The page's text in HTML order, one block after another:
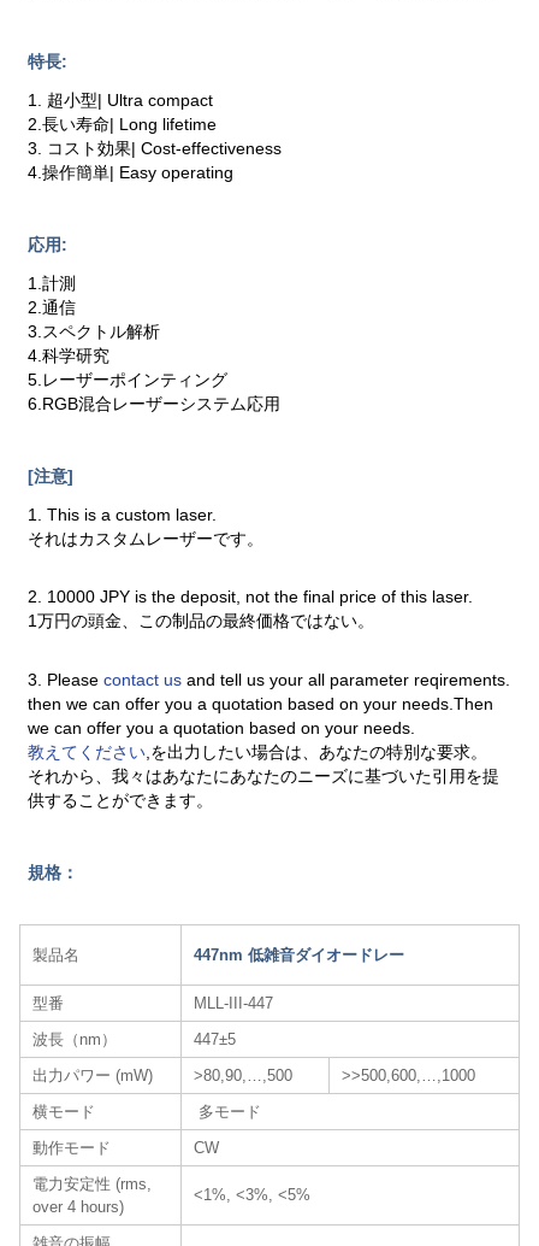
特長:
1. 超小型| Ultra compact
2.長い寿命| Long lifetime
3. コスト効果| Cost-effectiveness
4.操作簡単| Easy operating
応用:
1.計測
2.通信
3.スペクトル解析
4.科学研究
5.レーザーポインティング
6.RGB混合レーザーシステム応用
[注意]
1. This is a custom laser.
それはカスタムレーザーです。
2. 10000 JPY is the deposit, not the final price of this laser.
1万円の頭金、この制品の最終価格ではない。
3. Pleasecontact usand tell us your all parameter reqirements.
then we can offer you a quotation based on your needs.Then
we can offer you a quotation based on your needs.
教えてください ,を出力したい場合は、あなたの特別な要求。
それから、我々はあなたにあなたのニーズに基づいた引用を提
供することができます。
規格：
製品名 447nm 低雑音ダイオードレー
型番
MLL-III-447
波長（nm）
447±5
出力パワー (mW)
>80,90,…,500
>>500,600,…,1000
横モード
多モード
動作モード
CW
電力安定性 (rms,
over 4 hours)
<1%, <3%, <5%